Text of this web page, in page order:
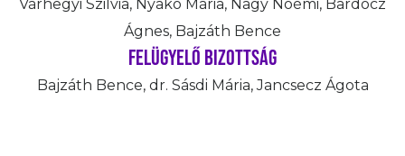
Várhegyi Szilvia, Nyakó Mária, Nagy Noémi, Bardócz
Ágnes, Bajzáth Bence
Felügyelő bizottság
Bajzáth Bence, dr. Sásdi Mária, Jancsecz Ágota